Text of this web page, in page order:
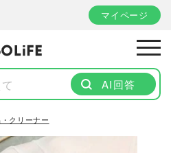
マイページ
AI回答
クリーナー